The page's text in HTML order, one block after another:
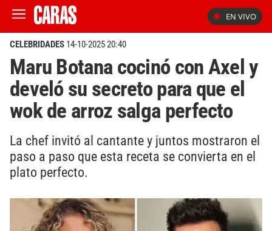
EN VIVO
CELEBRIDADES 14-10-2025 20:40
Maru Botana cocinó con Axel y
develó su secreto para que el
wok de arroz salga perfecto
La chef invitó al cantante y juntos mostraron el
paso a paso que esta receta se convierta en el
plato perfecto.